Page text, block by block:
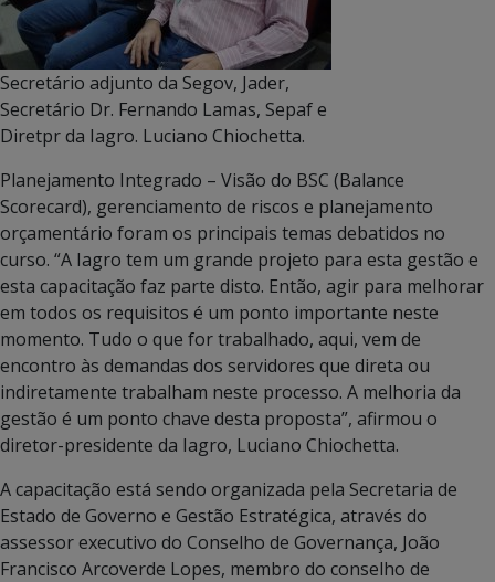
Secretário adjunto da Segov, Jader,
Secretário Dr. Fernando Lamas, Sepaf e
Diretpr da Iagro. Luciano Chiochetta.
Planejamento Integrado – Visão do BSC (Balance
Scorecard), gerenciamento de riscos e planejamento
orçamentário foram os principais temas debatidos no
curso. “A Iagro tem um grande projeto para esta gestão e
esta capacitação faz parte disto. Então, agir para melhorar
em todos os requisitos é um ponto importante neste
momento. Tudo o que for trabalhado, aqui, vem de
encontro às demandas dos servidores que direta ou
indiretamente trabalham neste processo. A melhoria da
gestão é um ponto chave desta proposta”, afirmou o
diretor-presidente da Iagro, Luciano Chiochetta.
A capacitação está sendo organizada pela Secretaria de
Estado de Governo e Gestão Estratégica, através do
assessor executivo do Conselho de Governança, João
Francisco Arcoverde Lopes, membro do conselho de